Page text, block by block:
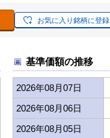
お気に入り銘柄に登録
基準価額の推移
2026年08月07日
2026年08月06日
2026年08月05日